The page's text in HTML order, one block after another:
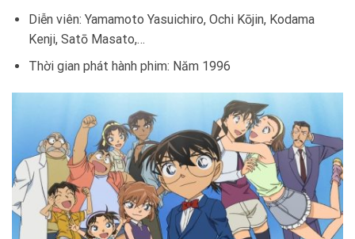
Diễn viên: Yamamoto Yasuichiro, Ochi Kōjin, Kodama
Kenji, Satō Masato,…
Thời gian phát hành phim: Năm 1996